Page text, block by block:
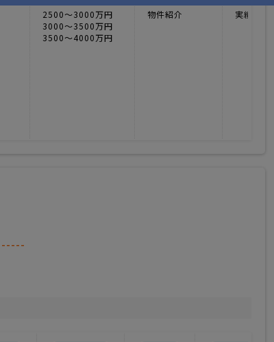
2500〜3000万円
3000〜3500万円
3500〜4000万円
物件紹介
実績が豊富
-----